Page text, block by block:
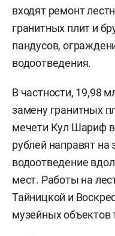
входят ремонт
гранитных плит и
пандусов,
водоотведения.
В частности, 19,98
замену гранитных
мечети Кул Шариф
рублей направят
водоотведение
мест. Работы на
Тайницкой и
музейных объектов